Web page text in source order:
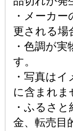
・メーカ
更される場
・色調が
す。
・写真は
に含まれま
・ふるさ
金、転売目